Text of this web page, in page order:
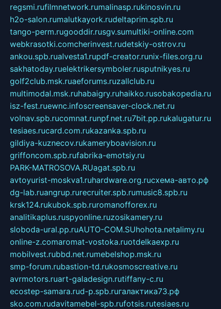
regsmi.rufilmnetwork.rumalinasp.rukinosvin.ru
h2o-salon.rumalutkayork.rudeltaprim.spb.ru
tango-perm.rugooddir.rusgv.sumultiki-online.com
webkrasotki.comcherinvest.rudetskiy-ostrov.ru
ankou.spb.rualvesta1.rupdf-creator.runix-files.org.ru
sakhatoday.ruelektrikersymboler.rusputnikyes.ru
golf2club.msk.ruaeforums.ruzallclub.ru
multimodal.msk.ruhabaigry.ruhaikko.rusobakopedia.ru
isz-fest.ruewnc.infoscreensaver-clock.net.ru
volnav.spb.rucomnat.runpf.net.ru7bit.pp.rukalugatur.ru
tesiaes.rucard.com.rukazanka.spb.ru
gildiya-kuznecov.rukameryboavision.ru
griffoncom.spb.rufabrika-emotsiy.ru
PARK-MATROSOVA.RUagat.spb.ru
avtoyurist-moskva1.ruhardware.org.ruсхема-авто.рф
dg-lab.ruangrup.rurecruiter.spb.rumusic8.spb.ru
krsk124.rukubok.spb.ruromanofforex.ru
analitikaplus.ruspyonline.ruzosikamery.ru
sloboda-ural.pp.ruAUTO-COM.SUhohota.netalimy.ru
online-z.comaromat-vostoka.ruotdelkaexp.ru
mobilvest.rubbd.net.rumebelshop.msk.ru
smp-forum.rubastion-td.rukosmoscreative.ru
avrmotors.ruart-galadesign.rutiffany-c.ru
ecostep-samara.rud-p.spb.ruгалактика73.рф
sko.com.rudavitamebel-spb.rufotsis.rutesiaes.ru